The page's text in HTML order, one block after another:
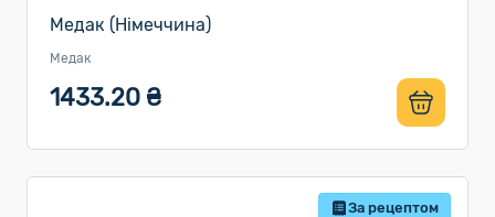
Медак (Німеччина)
Медак
1433.20 ₴
За рецептом